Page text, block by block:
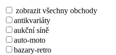
zobrazit všechny obchody
antikvariáty
aukční síně
auto-moto
bazary-retro